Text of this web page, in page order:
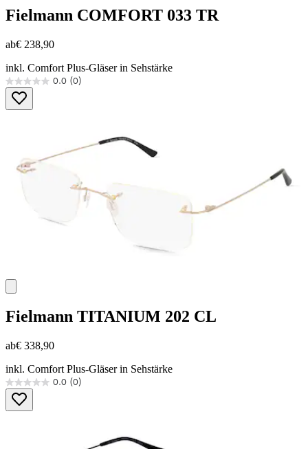
Fielmann COMFORT 033 TR
ab€ 238,90
inkl. Comfort Plus-Gläser in Sehstärke
0.0 (0)
0.0
von
5
Fielmann TITANIUM 202 CL
ab€ 338,90
inkl. Comfort Plus-Gläser in Sehstärke
0.0 (0)
0.0
von
5